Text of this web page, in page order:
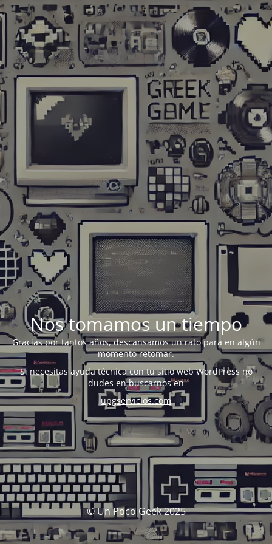
Nos tomamos un tiempo
Gracias por tantos años, descansamos un rato para en algún
momento retomar.
Si necesitas ayuda técnica con tu sitio web WordPress no
dudes en buscarnos en
upgservicios.com
© Un Poco Geek 2025